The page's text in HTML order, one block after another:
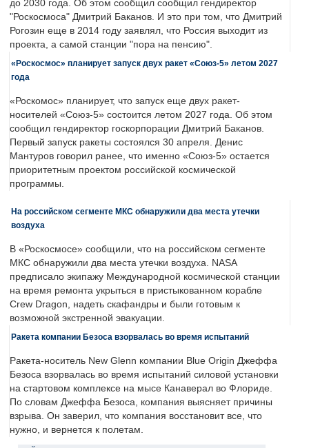
до 2030 года. Об этом сообщил сообщил гендиректор
"Роскосмоса" Дмитрий Баканов. И это при том, что Дмитрий
Рогозин еще в 2014 году заявлял, что Россия выходит из
проекта, а самой станции "пора на пенсию".
«Роскосмос» планирует запуск двух ракет «Союз-5» летом 2027
года
«Роскомос» планирует, что запуск еще двух ракет-
носителей «Союз-5» состоится летом 2027 года. Об этом
сообщил гендиректор госкорпорации Дмитрий Баканов.
Первый запуск ракеты состоялся 30 апреля. Денис
Мантуров говорил ранее, что именно «Союз-5» остается
приоритетным проектом российской космической
программы.
На российском сегменте МКС обнаружили два места утечки
воздуха
В «Роскосмосе» сообщили, что на российском сегменте
МКС обнаружили два места утечки воздуха. NASA
предписало экипажу Международной космической станции
на время ремонта укрыться в пристыкованном корабле
Crew Dragon, надеть скафандры и были готовым к
возможной экстренной эвакуации.
Ракета компании Безоса взорвалась во время испытаний
Ракета-носитель New Glenn компании Blue Origin Джеффа
Безоса взорвалась во время испытаний силовой установки
на стартовом комплексе на мысе Канаверал во Флориде.
По словам Джеффа Безоса, компания выясняет причины
взрыва. Он заверил, что компания восстановит все, что
нужно, и вернется к полетам.